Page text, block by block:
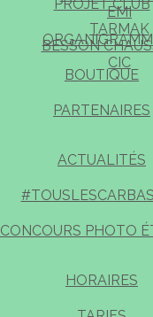
EMI
TARMAK
BESSON
CIC
PROJET CLUB
BOUTIQUE
PARTENAIRES
ACTUALITÉS
CONCOURS PHOTO
HORAIRES